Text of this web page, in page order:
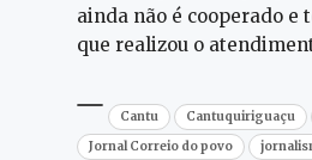
ainda não é cooperado e
que realizou o
Cantu Cantuquiriguaçu
Jornal Correio do povo